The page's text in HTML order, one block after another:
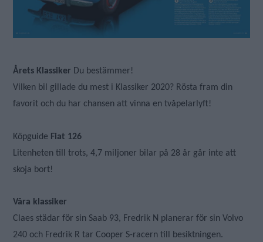
Årets Klassiker Du bestämmer!
Vilken bil gillade du mest i Klassiker 2020? Rösta fram din
favorit och du har chansen att vinna en tvåpelarlyft!
Köpguide Fiat 126
Litenheten till trots, 4,7 miljoner bilar på 28 år går inte att
skoja bort!
Våra klassiker
Claes städar för sin Saab 93, Fredrik N planerar för sin Volvo
240 och Fredrik R tar Cooper S-racern till besiktningen.